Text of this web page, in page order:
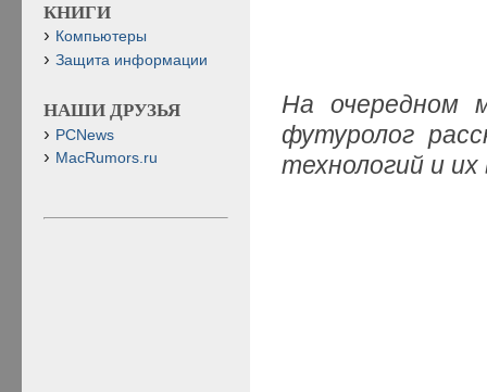
На очередном
футуролог
технологий и
КНИГИ
Компьютеры
Защита информации
НАШИ ДРУЗЬЯ
PCNews
MacRumors.ru